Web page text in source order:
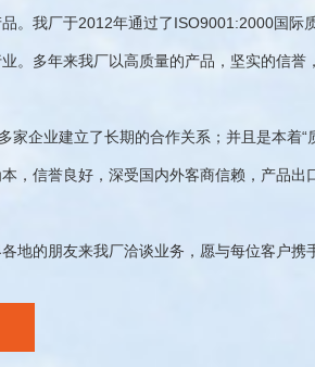
。我厂于2012年通过了ISO9001:2000国际
。多年来我厂以高质量的产品，坚实的信誉
企业建立了长期的合作关系；并且是本着
信誉良好，深受国内外客商信赖，产品出
的朋友来我厂洽谈业务，愿与每位客户携